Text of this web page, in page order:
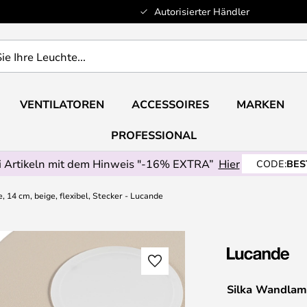
Autorisierter Händler
VENTILATOREN ACCESSOIRES MARKEN
PROFESSIONAL
mit dem Hinweis "-16% EXTRA” Hier CODE:
14 cm, beige, flexibel, Stecker - Lucande
Silka